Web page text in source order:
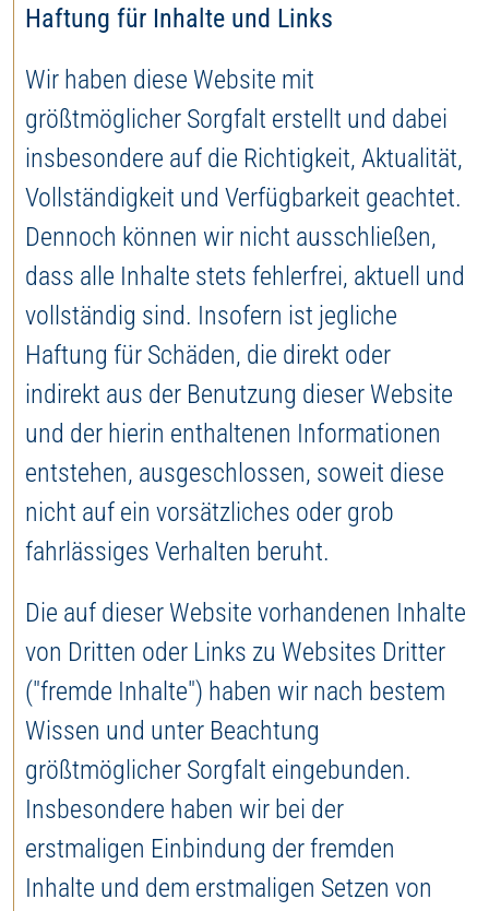
Haftung für Inhalte und Links
Wir haben diese Website mit
größtmöglicher Sorgfalt erstellt und dabei
insbesondere auf die Richtigkeit, Aktualität,
Vollständigkeit und Verfügbarkeit geachtet.
Dennoch können wir nicht ausschließen,
dass alle Inhalte stets fehlerfrei, aktuell und
vollständig sind. Insofern ist jegliche
Haftung für Schäden, die direkt oder
indirekt aus der Benutzung dieser Website
und der hierin enthaltenen Informationen
entstehen, ausgeschlossen, soweit diese
nicht auf ein vorsätzliches oder grob
fahrlässiges Verhalten beruht.
Die auf dieser Website vorhandenen Inhalte
von Dritten oder Links zu Websites Dritter
("fremde Inhalte") haben wir nach bestem
Wissen und unter Beachtung
größtmöglicher Sorgfalt eingebunden.
Insbesondere haben wir bei der
erstmaligen Einbindung der fremden
Inhalte und dem erstmaligen Setzen von